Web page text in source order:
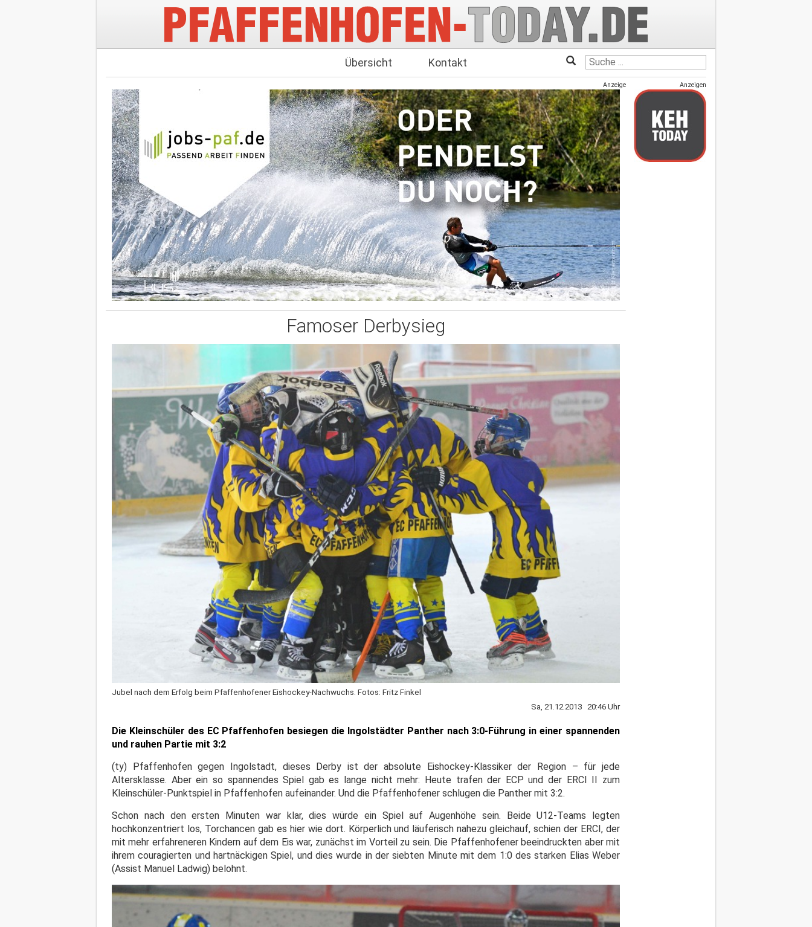
Übersicht Kontakt
Anzeige
Famoser Derbysieg
Jubel nach dem Erfolg beim Pfaffenhofener Eishockey-Nachwuchs. Fotos: Fritz Finkel
Sa, 21.12.2013 20:46 Uhr
Die Kleinschüler des EC Pfaffenhofen besiegen die Ingolstädter Panther nach 3:0-Führung in einer spannenden
und rauhen Partie mit 3:2
(ty) Pfaffenhofen gegen Ingolstadt, dieses Derby ist der absolute Eishockey-Klassiker der Region – für jede
Altersklasse. Aber ein so spannendes Spiel gab es lange nicht mehr: Heute trafen der ECP und der ERCI II zum
Kleinschüler-Punktspiel in Pfaffenhofen aufeinander. Und die Pfaffenhofener schlugen die Panther mit 3:2.
Schon nach den ersten Minuten war klar, dies würde ein Spiel auf Augenhöhe sein. Beide U12-Teams legten
hochkonzentriert los, Torchancen gab es hier wie dort. Körperlich und läuferisch nahezu gleichauf, schien der ERCI, der
mit mehr erfahreneren Kindern auf dem Eis war, zunächst im Vorteil zu sein. Die Pfaffenhofener beeindruckten aber mit
ihrem couragierten und hartnäckigen Spiel, und dies wurde in der siebten Minute mit dem 1:0 des starken Elias Weber
(Assist Manuel Ladwig) belohnt.
Anzeigen